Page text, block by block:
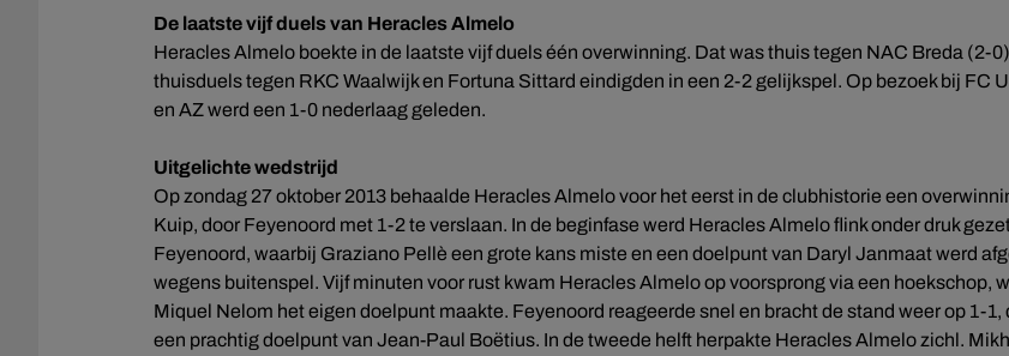
De laatste vijf duels van Heracles Almelo
Heracles Almelo boekte in de laatste vijf duels één overwinning. Dat was thuis tegen NAC Breda (2-
thuisduels tegen RKC Waalwijk en Fortuna Sittard eindigden in een 2-2 gelijkspel. Op bezoek bij FC
en AZ werd een 1-0 nederlaag geleden.
Uitgelichte wedstrijd
Op zondag 27 oktober 2013 behaalde Heracles Almelo voor het eerst in de clubhistorie een
Kuip, door Feyenoord met 1-2 te verslaan. In de beginfase werd Heracles Almelo flink onder druk
Feyenoord, waarbij Graziano Pellè een grote kans miste en een doelpunt van Daryl Janmaat werd
wegens buitenspel. Vijf minuten voor rust kwam Heracles Almelo op voorsprong via een hoekschop,
Miquel Nelom het eigen doelpunt maakte. Feyenoord reageerde snel en bracht de stand weer op 1-1,
een prachtig doelpunt van Jean-Paul Boëtius. In de tweede helft herpakte Heracles Almelo zichl.